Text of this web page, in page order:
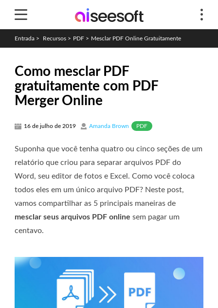
Entrada > Recursos > PDF > Mesclar PDF Online Gratuitamente
Como mesclar PDF
gratuitamente com PDF
Merger Online
16 de julho de 2019 Amanda Brown PDF
Suponha que você tenha quatro ou cinco seções de um
relatório que criou para separar arquivos PDF do
Word, seu editor de fotos e Excel. Como você coloca
todos eles em um único arquivo PDF? Neste post,
vamos compartilhar as 5 principais maneiras de
mesclar seus arquivos PDF online sem pagar um
centavo.